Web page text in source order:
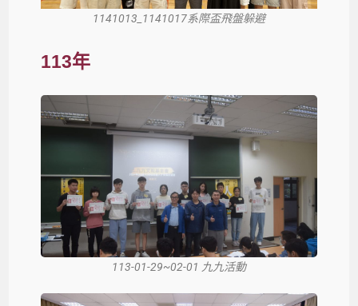
1141013_1141017系際盃飛盤躲避
113年
113-01-29~02-01 九九活動